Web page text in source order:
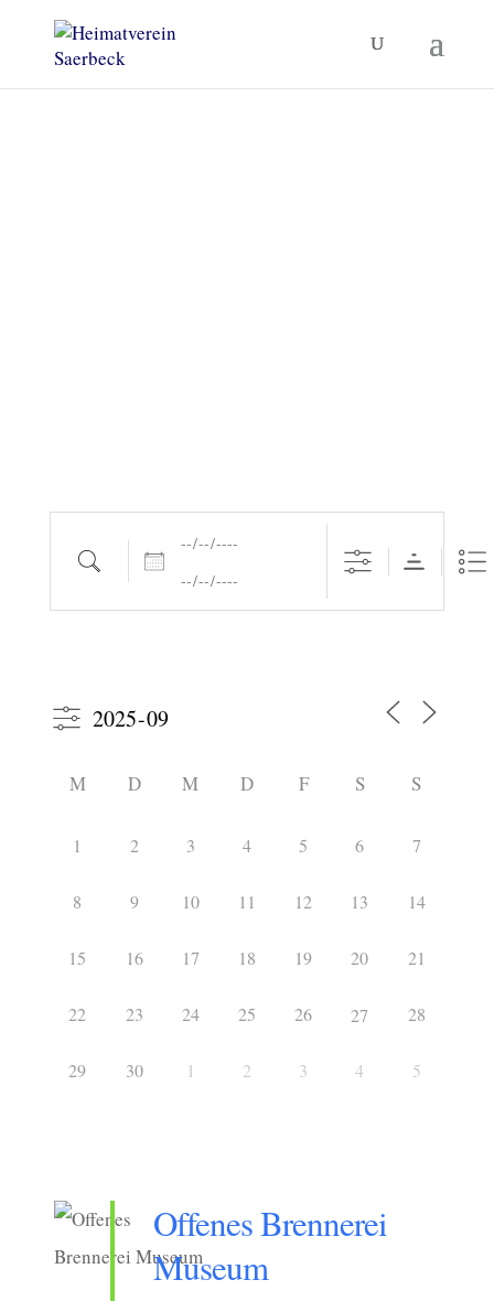
Suche
Daten
M D M D F S S
1 2 3 4 5 6 7
8 9 10 11 12 13 14
15 16 17 18 19 20 21
22 23 24 25 26 27 28
29 30 1 2 3 4 5
Offenes Brennerei
Museum